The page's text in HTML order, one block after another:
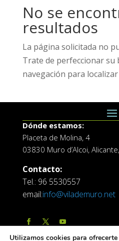
No se
resultados
La página solicitada no
Trate de perfeccionar su
navegación para
Dónde estamos:
Placeta de Molina, 4
03830 Muro d’Alcoi,
Contacto:
Tel.: 96 5530557
email:info@vilademuro.net
Utilizamos cookies para